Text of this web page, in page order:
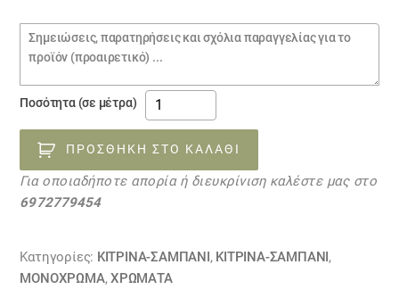
Σημειώσεις
παραγγελίας
Ποσότητα (σε μέτρα)
ΧΡΩΜΑΤΟΛΟΓΙΟ
ΚΙΤΡΙΝΑ
05112135
ποσότητα
ΠΡΟΣΘΉΚΗ ΣΤΟ ΚΑΛΆΘΙ
Για οποιαδήποτε απορία ή διευκρίνιση καλέστε μας στο
6972779454
Κατηγορίες: ΚΙΤΡΙΝΑ-ΣΑΜΠΑΝΙ , ΚΙΤΡΙΝΑ-ΣΑΜΠΑΝΙ ,
ΜΟΝΌΧΡΩΜΑ,ΧΡΏΜΑΤΑ